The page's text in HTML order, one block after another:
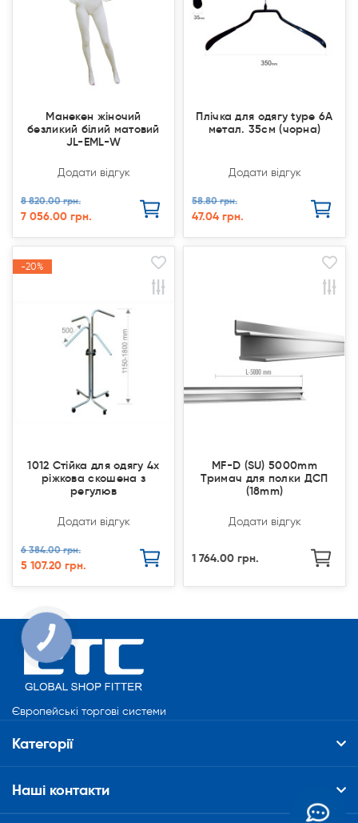
Манекен жіночий
безликий білий матовий
JL-EML-W
Додати відгук
8 820.00 грн.
7 056.00 грн.
Плічка для одягу type 6А
метал. 35см (чорна)
Додати відгук
58.80 грн.
47.04 грн.
-20%
-20%
1012 Стійка для одягу 4х
ріжкова скошена з
регулюв
Додати відгук
6 384.00 грн.
5 107.20 грн.
MF-D (SU) 5000mm
Тримач для полки ДСП
(18mm)
Додати відгук
1 764.00 грн.
Європейські торгові системи
Категорії
Наші контакти